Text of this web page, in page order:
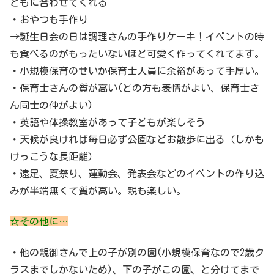
どもに合わせてくれる
・おやつも手作り
→誕生日会の日は調理さんの手作りケーキ！イベントの時
も食べるのがもったいないほど可愛く作ってくれてます。
・小規模保育のせいか保育士人員に余裕があって手厚い。
・保育士さんの質が高い(どの方も表情がよい、保育士さ
ん同士の仲がよい)
・英語や体操教室があって子どもが楽しそう
・天候が良ければ毎日必ず公園などお散歩に出る（しかも
けっこうな長距離）
・遠足、夏祭り、運動会、発表会などのイベントの作り込
みが半端無くて質が高い。親も楽しい。
☆その他に…
・他の親御さんで上の子が別の園(小規模保育なので2歳ク
ラスまでしかないため)、下の子がこの園、と分けてまで